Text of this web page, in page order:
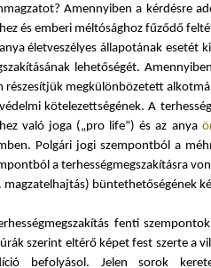
Amennyiben a kérdésre
és emberi méltósághoz fűződő
életveszélyes állapotának esetét
lehetőségét.
részesítjük megkülönbözetett
kötelezettségének. A
való joga („pro life”) és az anya
Polgári jogi szempontból a
a terhességmegszakításra
magzatelhajtás) büntethetőségének
fenti
szerint eltérő képet fest szerte a
befolyásol. Jelen sorok